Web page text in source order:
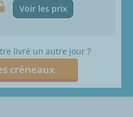
Voir les prix
livré un autre jour ?
créneaux